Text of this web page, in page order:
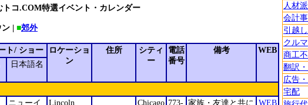
人材
会計
引越
クルマ
商工
翻訳
広告
宅配
トコ.COM特選イベント・カレンダー
| ■郊外
ト/ ショー
ロケーショ
ン
住所
シティ
ー
電話
番号
備考
WEB
日本語名
ニューイ
Lincoln
Chicago 773- 家族・友達と共に WEB